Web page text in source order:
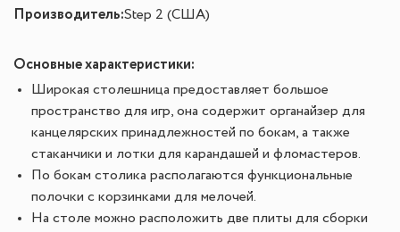
Производитель:Step 2 (США)
Основные характеристики:
Широкая столешница предоставляет большое
пространство для игр, она содержит органайзер для
канцелярских принадлежностей по бокам, а также
стаканчики и лотки для карандашей и фломастеров.
По бокам столика располагаются функциональные
полочки с корзинками для мелочей.
На столе можно расположить две плиты для сборки